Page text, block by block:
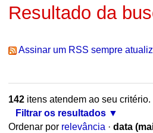
Resultado da
Assinar um RSS sempre
142itens atendem ao seu critério.
Filtrar os resultados
Ordenar por relevância · data